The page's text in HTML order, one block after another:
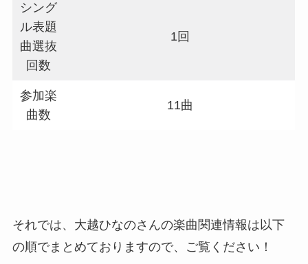
シング
ル表題
曲選抜
回数
1回
参加楽
曲数
11曲
それでは、大越ひなのさんの楽曲関連情報は以下
の順でまとめておりますので、ご覧ください！